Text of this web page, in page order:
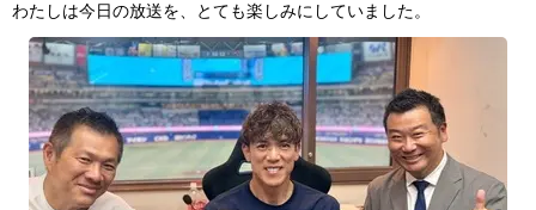
わたしは今日の放送を、とても楽しみにしていました。